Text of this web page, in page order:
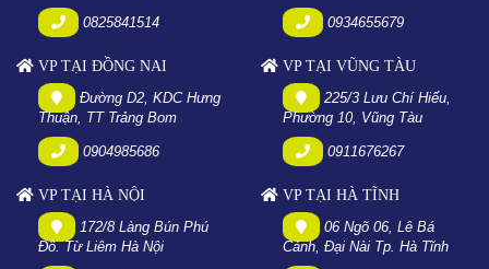
0825841514 0934655679
VP TẠI ĐỒNG NAI
Đường D2, KDC Hưng
Thuận, TT Trảng Bom
0904985686
VP TẠI VŨNG TÀU
225/3 Lưu Chí Hiếu,
Phường 10, Vũng Tàu
0911676267
VP TẠI HÀ NỘI
172/8 Làng Bún Phú
Đô. Từ Liêm Hà Nội
VP TẠI HÀ TĨNH
06 Ngõ 06, Lê Bá
Cảnh, Đại Nài Tp. Hà Tĩnh